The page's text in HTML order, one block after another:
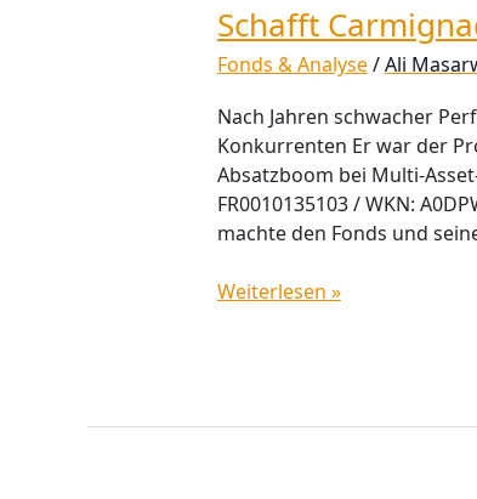
Schafft
Fonds & Analyse/Ali
Nach Jahren schwacher
Konkurrenten Er war der
Absatzboom bei Multi-
FR0010135103 / WKN:
machte den Fonds und
Schafft
Carmignac
den
Turnaround?
Weiterlesen »